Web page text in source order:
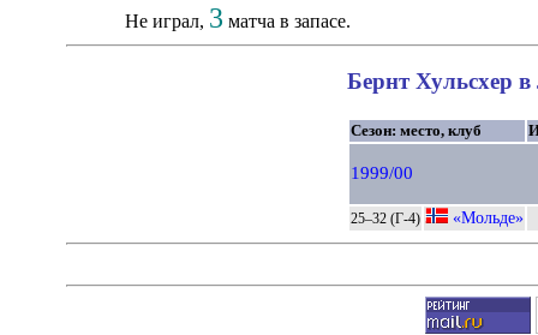
Не играл, 3 матча в запасе.
Бернт Хульсхер
Сезон: место, клуб
1999/00
25–32 (Г-4) «Мольде»